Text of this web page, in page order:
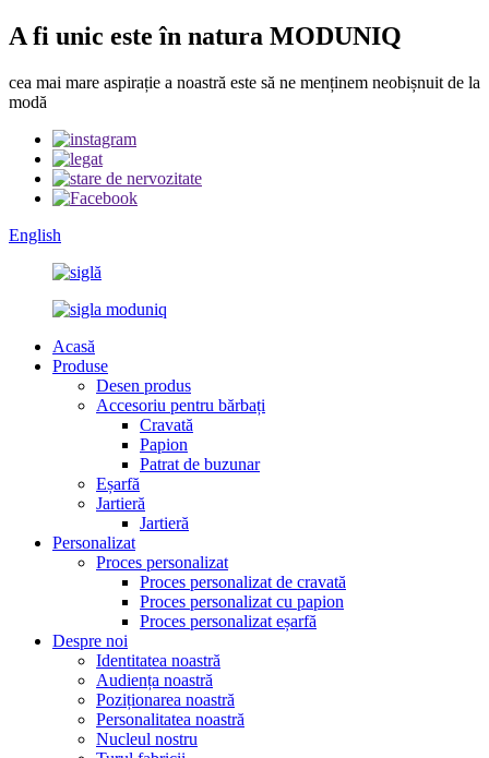
A fi unic este în natura MODUNIQ
cea mai mare aspirație a noastră este să ne menținem neobișnuit de la
modă
English
Acasă
Produse
Desen produs
Accesoriu pentru bărbați
Cravată
Papion
Patrat de buzunar
Eșarfă
Jartieră
Jartieră
Personalizat
Proces personalizat
Proces personalizat de cravată
Proces personalizat cu papion
Proces personalizat eșarfă
Despre noi
Identitatea noastră
Audiența noastră
Poziționarea noastră
Personalitatea noastră
Nucleul nostru